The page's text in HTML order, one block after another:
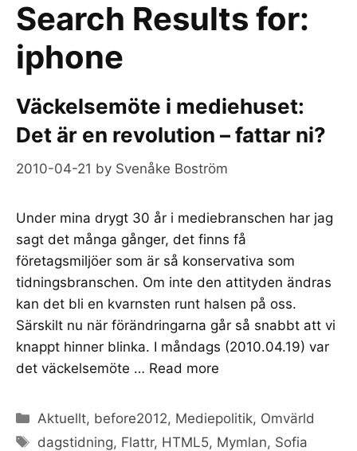
Search Results for:
iphone
Väckelsemöte i mediehuset:
Det är en revolution – fattar ni?
2010-04-21 by Svenåke Boström
Under mina drygt 30 år i mediebranschen har jag
sagt det många gånger, det finns få
företagsmiljöer som är så konservativa som
tidningsbranschen. Om inte den attityden ändras
kan det bli en kvarnsten runt halsen på oss.
Särskilt nu när förändringarna går så snabbt att vi
knappt hinner blinka. I måndags (2010.04.19) var
det väckelsemöte … Read more
Categories
Aktuellt, before2012, Mediepolitik, Omvärld
Tags
dagstidning, Flattr, HTML5, Mymlan, Sofia